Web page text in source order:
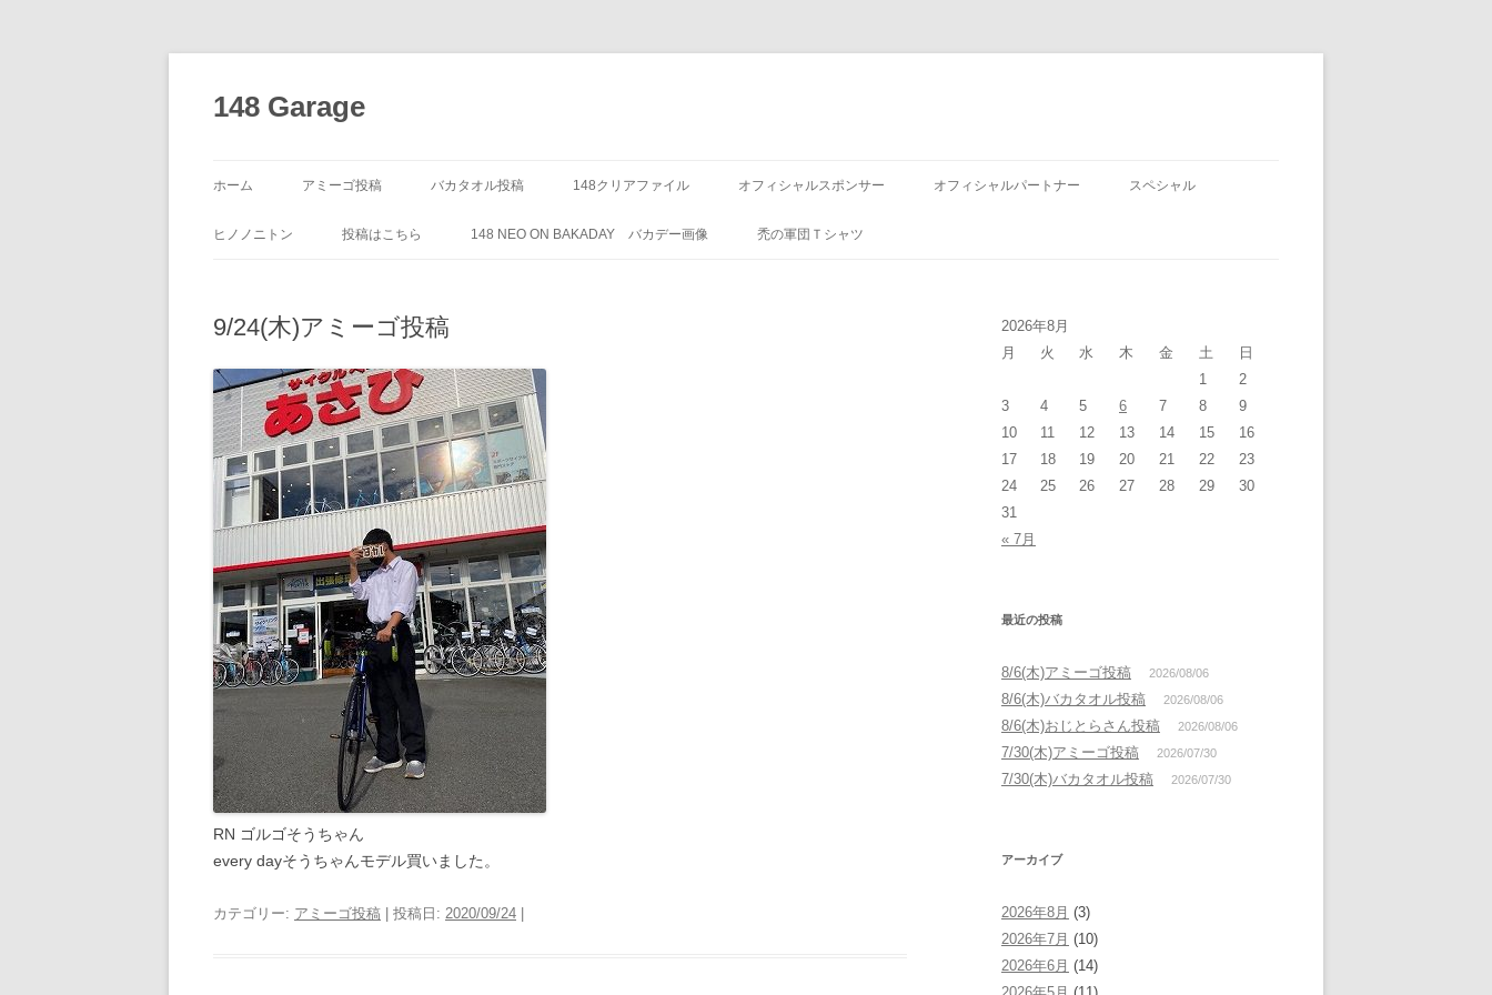
ン
ツ
ッ
148 Garage
ホーム アミーゴ投稿 バカタオル投稿 148クリアファイル オフィシャルスポンサー オフィシャルパートナー スペシャル
ヒノノニトン 投稿はこちら 148 NEO ON BAKADAY バカデー画像 禿の軍団Ｔシャツ
9/24(木)アミーゴ投稿
RN ゴルゴそうちゃん
every dayそうちゃんモデル買いました。
カテゴリー: アミーゴ投稿 | 投稿日: 2020/09/24
2026年8月
月
火 水 木 金 土
日
1
2
3
4 5 6 7 8
9
10
11 12 13 14 15
16
17
18 19 20 21 22
23
24
25 26 27 28 29
30
31
« 7月
最近の投稿
8/6(木)アミーゴ投稿 2026/08/06
8/6(木)バカタオル投稿 2026/08/06
8/6(木)おじとらさん投稿 2026/08/06
7/30(木)アミーゴ投稿 2026/07/30
7/30(木)バカタオル投稿 2026/07/30
アーカイブ
2026年8月 (3)
2026年7月 (10)
2026年6月 (14)